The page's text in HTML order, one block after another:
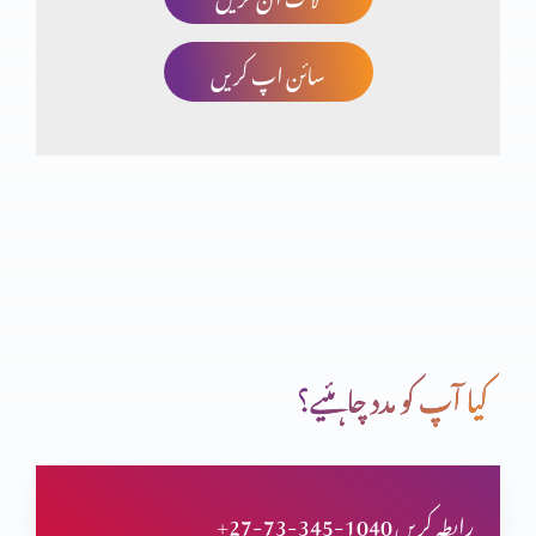
صلیب پر کفارہ
انبیاء و بزرگ – الیشع نبی
سائن اپ کریں
کیا آپ کو مدد چاہئیے؟
+27-73-345-1040 رابطہ کریں